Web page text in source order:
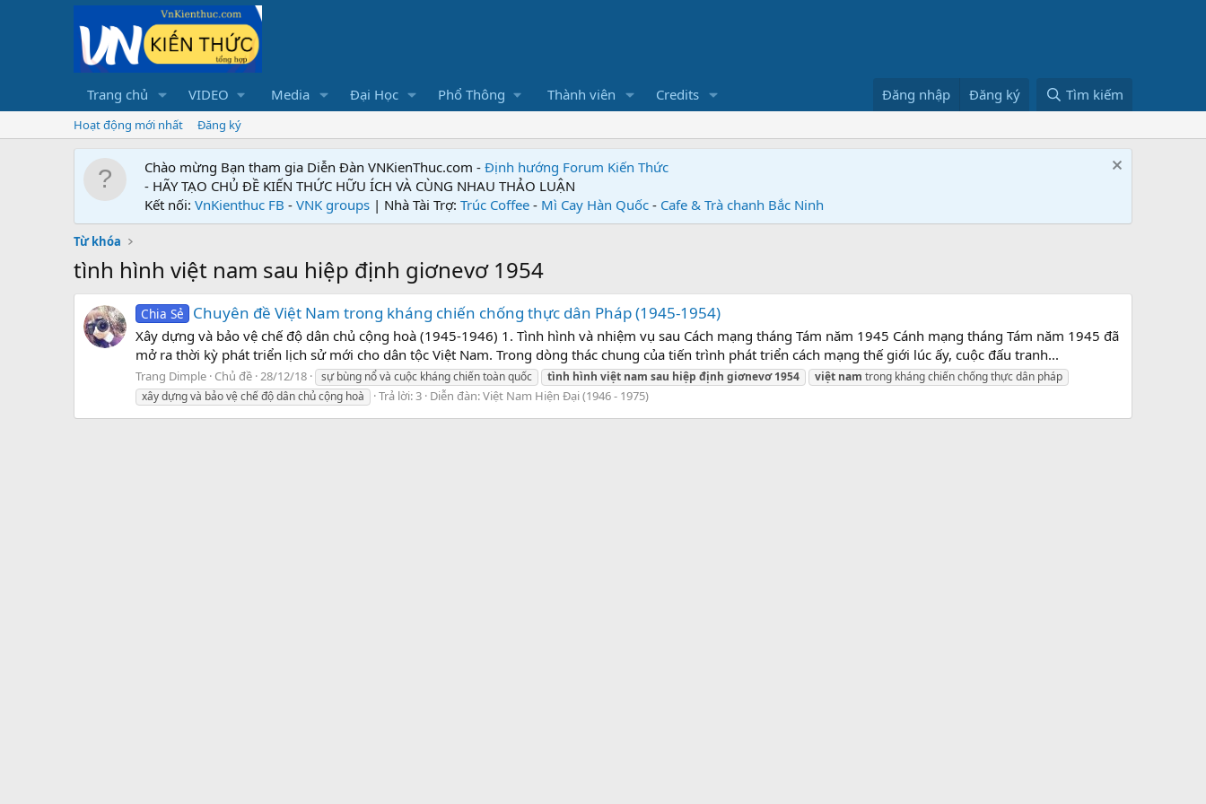
Trang chủ VIDEO Media Đại Học Phổ Thông Thành viên Credits Đăng nhập Đăng ký Tìm kiếm
Hoạt động mới nhất Đăng ký
Chào mừng Bạn tham gia Diễn Đàn VNKienThuc.com - Định hướng Forum Kiến Thức
- HÃY TẠO CHỦ ĐỀ KIẾN THỨC HỮU ÍCH VÀ CÙNG NHAU THẢO LUẬN
Kết nối: VnKienthuc FB - VNK groups | Nhà Tài Trợ: Trúc Coffee - Mì Cay Hàn Quốc - Cafe & Trà chanh Bắc Ninh
Từ khóa
tình hình việt nam sau hiệp định giơnevơ 1954
Chia Sẻ Chuyên đề Việt Nam trong kháng chiến chống thực dân Pháp (1945-1954)
Xây dựng và bảo vệ chế độ dân chủ cộng hoà (1945-1946) 1. Tình hình và nhiệm vụ sau Cách mạng tháng Tám năm 1945 Cánh mạng tháng Tám năm 1945 đã
mở ra thời kỳ phát triển lịch sử mới cho dân tộc Việt Nam. Trong dòng thác chung của tiến trình phát triển cách mạng thế giới lúc ấy, cuộc đấu tranh...
Trang Dimple Chủ đề 28/12/18 sự bùng nổ và cuộc kháng chiến toàn quốc tình hình việt nam sau hiệp định giơnevơ 1954 việt nam trong kháng chiến chống thực dân pháp
xây dựng và bảo vệ chế độ dân chủ cộng hoà
Trả lời: 3 Diễn đàn:Việt Nam Hiện Đại (1946 - 1975)